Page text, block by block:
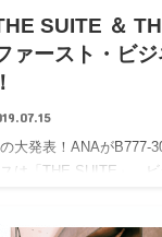
SUITE ＆
ァースト・ビ
大発表！ANAがB777-
スは「THE SUITE」、
スは世界最高水準か？